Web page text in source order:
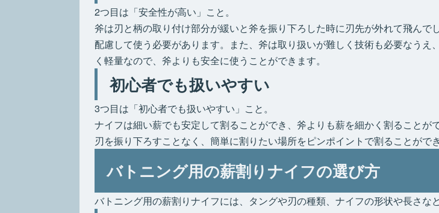
2つ目は「安全性が高い」こと。
斧は刃と柄の取り付け部分が緩いと斧を振り下ろした時に刃先が外れて飛ん
配慮して使う必要があります。また、斧は取り扱いが難しく技術も必要なう
く軽量なので、斧よりも安全に使うことができます。
初心者でも扱いやすい
3つ目は「初心者でも扱いやすい」こと。
ナイフは細い薪でも安定して割ることができ、斧よりも薪を細かく割ること
刃を振り下ろすことなく、簡単に割りたい場所をピンポイントで割ることができ
バトニング用の薪割りナイフの選び方
バトニング用の薪割りナイフには、タングや刃の種類、ナイフの形状や長さな